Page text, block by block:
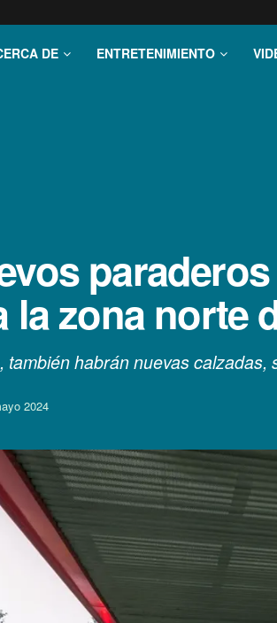
DE ENTRETENIMIENTO
la zona norte
habrán nuevas calzadas,
2024